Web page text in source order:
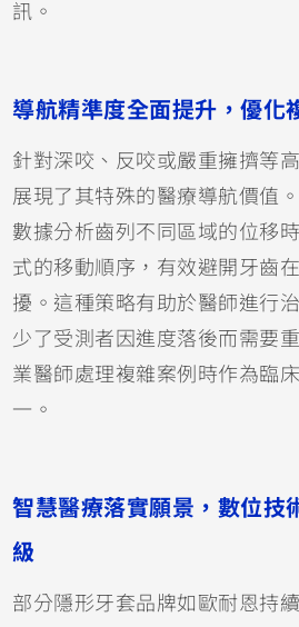
訊。
導航精準度全面提升，優化
針對深咬、反咬或嚴重擁擠等
展現了其特殊的醫療導航價值
數據分析齒列不同區域的位移
式的移動順序，有效避開牙齒
擾。這種策略有助於醫師進行
少了受測者因進度落後而需要
業醫師處理複雜案例時作為臨
一。
智慧醫療落實願景，數位技
級
部分隱形牙套品牌如歐耐恩持